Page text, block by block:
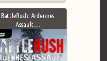
BattleRush: Ardennes
Assault …